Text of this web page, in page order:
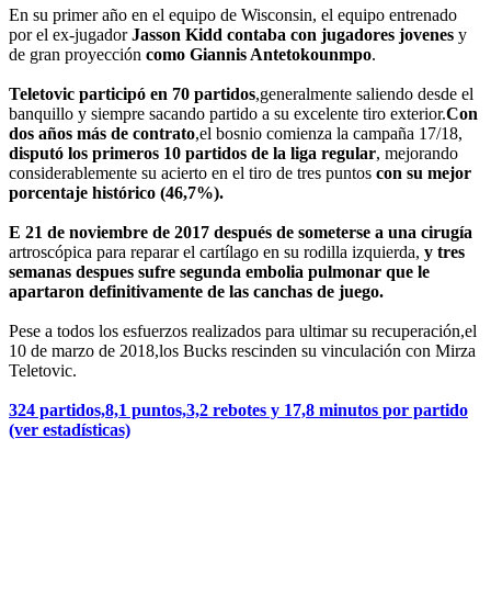
En su primer año en el equipo de Wisconsin, el equipo entrenado
por el ex-jugadorJasson Kidd contaba con jugadores jovenes y
de gran proyección como Giannis Antetokounmpo.
Teletovic participó en 70 partidos,generalmente saliendo desde el
banquillo y siempre sacando partido a su excelente tiro exterior.Con
dos años más de contrato,el bosnio comienza la campaña 17/18,
disputó los primeros 10 partidos de la liga regular, mejorando
considerablemente su acierto en el tiro de tres puntos con su mejor
porcentaje histórico (46,7%).
E 21 de noviembre de 2017 después de someterse a una cirugía
artroscópica para reparar el cartílago en su rodilla izquierda, y tres
semanas despues sufre segunda embolia pulmonar que le
apartaron definitivamente de las canchas de juego.
Pese a todos los esfuerzos realizados para ultimar su recuperación,el
10 de marzo de 2018,los Bucks rescinden su vinculación con Mirza
Teletovic.
324 partidos,8,1 puntos,3,2 rebotes y 17,8 minutos por partido
(ver estadísticas)